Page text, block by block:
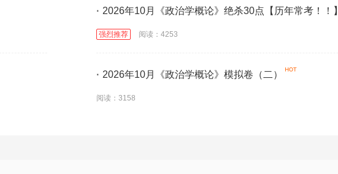
· 2026年10月《政治学概论》绝杀30点【历年常考！！】
强烈推荐 阅读：4253
· 2026年10月《政治学概论》模拟卷（二）
阅读：3158